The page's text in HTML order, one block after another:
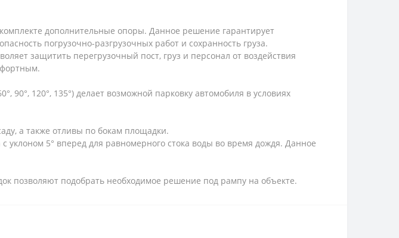
дополнительные опоры. Данное решение гарантирует
погрузочно-разгрузочных работ и сохранность груза.
защитить перегрузочный пост, груз и персонал от воздействия
90°, 120°, 135°) делает возможной парковку автомобиля в условиях
а также отливы по бокам площадки.
5° вперед для равномерного стока воды во время дождя. Данное
позволяют подобрать необходимое решение под рампу на объекте.